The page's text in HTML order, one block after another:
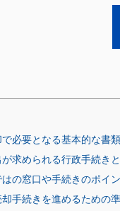
で必要となる基本的な書類
が求められる行政手続き
はの窓口や手続きのポイ
却手続きを進めるための